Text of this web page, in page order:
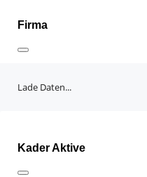
Firma
Lade Daten...
Kader Aktive